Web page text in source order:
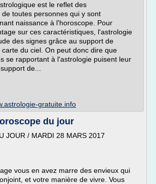
est le reflet des
toutes personnes qui y sont
naissance à l'horoscope. Pour
sur ces caractéristiques, l'astrologie
des signes grâce au support de
du ciel. On peut donc dire que
se rapportant à l'astrologie puisent leur
de...
gratuite.info
du jour
JOUR / MARDI 28 MARS 2017
vous en avez marre des envieux qui
et votre manière de vivre. Vous